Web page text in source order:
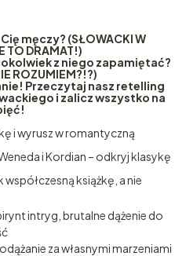
męczy? (SŁOWACKI W
TO DRAMAT!)
z niego zapamiętać?
ROZUMIEM?!?)
Przeczytaj nasz retelling
i zalicz wszystko na
i wyrusz w romantyczną
i Kordian – odkryj klasykę
książkę, a nie
intryg, brutalne dążenie do
za własnymi marzeniami